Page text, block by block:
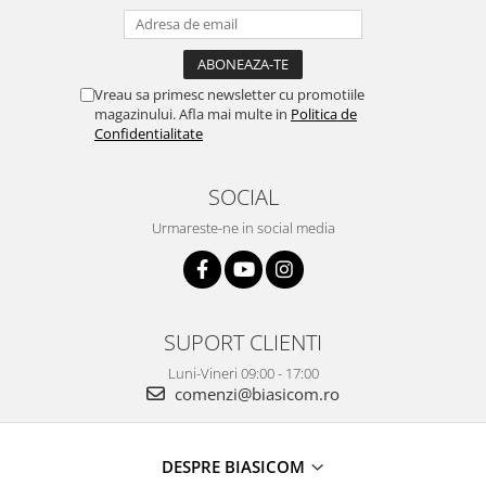
Vitrine pentru vinuri
Accesorii aspiratoare
Aparate de bucatarie
Aparate de preparat desert
Vreau sa primesc newsletter cu promotiile
magazinului. Afla mai multe in Politica de
Confidentialitate
SOCIAL
Urmareste-ne in social media
SUPORT CLIENTI
Luni-Vineri 09:00 - 17:00
comenzi@biasicom.ro
DESPRE BIASICOM